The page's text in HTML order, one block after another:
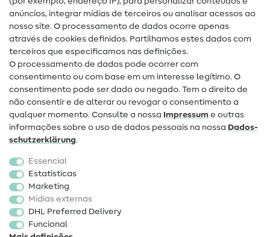
Guias de costura
Ajuda e contacto
Contacto
Mudança de proprietário
Perguntas frequentes (FAQ)
Direito de cancelamento
Popular
Tecidos
Acessórios de costura
Promoção
anúncios, integrar mídias de terceiros ou analisar acessos ao
nosso site. O processamento de dados ocorre apenas
através de cookies definidos. Partilhamos estes dados com
terceiros que especificamos nas definições.
O processamento de dados pode ocorrer com
consentimento ou com base em um interesse legítimo. O
consentimento pode ser dado ou negado. Tem o direito de
não consentir e de alterar ou revogar o consentimento a
qualquer momento. Consulte a nossa Impressum e outras
informações sobre o uso de dados pessoais na nossa Dados­
schutz­erklärung.
Essencial
Estatísticas
Marketing
Mídias externas
DHL Preferred Delivery
Funcional